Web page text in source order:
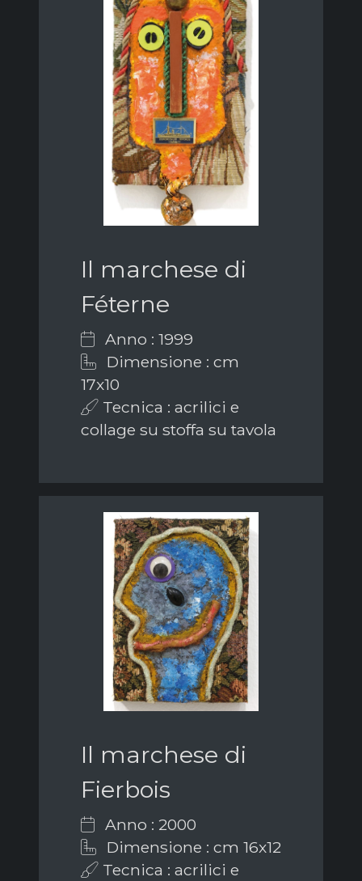
Il marchese di
Féterne
Anno : 1999
Dimensione : cm
17x10
Tecnica : acrilici e
collage su stoffa su tavola
Il marchese di
Fierbois
Anno : 2000
Dimensione : cm 16x12
Tecnica : acrilici e